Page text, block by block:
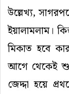
উল্লেখ্য,
ইয়ালামলাম।
মিকাত হবে
আগে থেকেই
জেদ্দা হয়ে